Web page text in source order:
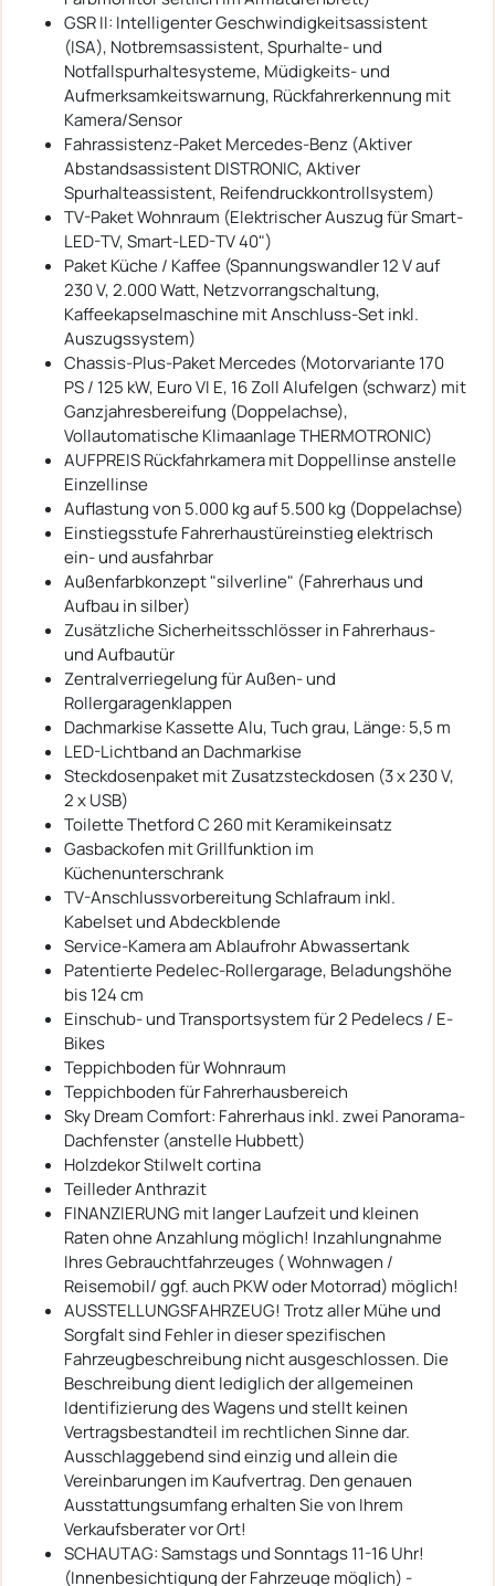
GSR II: Intelligenter Geschwindigkeitsassistent
(ISA), Notbremsassistent, Spurhalte- und
Notfallspurhaltesysteme, Müdigkeits- und
Aufmerksamkeitswarnung, Rückfahrerkennung mit
Kamera/Sensor
Fahrassistenz-Paket Mercedes-Benz (Aktiver
Abstandsassistent DISTRONIC, Aktiver
Spurhalteassistent, Reifendruckkontrollsystem)
TV-Paket Wohnraum (Elektrischer Auszug für Smart-
LED-TV, Smart-LED-TV 40")
Paket Küche / Kaffee (Spannungswandler 12 V auf
230 V, 2.000 Watt, Netzvorrangschaltung,
Kaffeekapselmaschine mit Anschluss-Set inkl.
Auszugssystem)
Chassis-Plus-Paket Mercedes (Motorvariante 170
PS / 125 kW, Euro VI E, 16 Zoll Alufelgen (schwarz) mit
Ganzjahresbereifung (Doppelachse),
Vollautomatische Klimaanlage THERMOTRONIC)
AUFPREIS Rückfahrkamera mit Doppellinse anstelle
Einzellinse
Auflastung von 5.000 kg auf 5.500 kg (Doppelachse)
Einstiegsstufe Fahrerhaustüreinstieg elektrisch
ein- und ausfahrbar
Außenfarbkonzept "silverline" (Fahrerhaus und
Aufbau in silber)
Zusätzliche Sicherheitsschlösser in Fahrerhaus-
und Aufbautür
Zentralverriegelung für Außen- und
Rollergaragenklappen
Dachmarkise Kassette Alu, Tuch grau, Länge: 5,5 m
LED-Lichtband an Dachmarkise
Steckdosenpaket mit Zusatzsteckdosen (3 x 230 V,
2 x USB)
Toilette Thetford C 260 mit Keramikeinsatz
Gasbackofen mit Grillfunktion im
Küchenunterschrank
TV-Anschlussvorbereitung Schlafraum inkl.
Kabelset und Abdeckblende
Service-Kamera am Ablaufrohr Abwassertank
Patentierte Pedelec-Rollergarage, Beladungshöhe
bis 124 cm
Einschub- und Transportsystem für 2 Pedelecs / E-
Bikes
Teppichboden für Wohnraum
Teppichboden für Fahrerhausbereich
Sky Dream Comfort: Fahrerhaus inkl. zwei Panorama-
Dachfenster (anstelle Hubbett)
Holzdekor Stilwelt cortina
Teilleder Anthrazit
FINANZIERUNG mit langer Laufzeit und kleinen
Raten ohne Anzahlung möglich! Inzahlungnahme
Ihres Gebrauchtfahrzeuges ( Wohnwagen /
Reisemobil/ ggf. auch PKW oder Motorrad) möglich!
AUSSTELLUNGSFAHRZEUG! Trotz aller Mühe und
Sorgfalt sind Fehler in dieser spezifischen
Fahrzeugbeschreibung nicht ausgeschlossen. Die
Beschreibung dient lediglich der allgemeinen
Identifizierung des Wagens und stellt keinen
Vertragsbestandteil im rechtlichen Sinne dar.
Ausschlaggebend sind einzig und allein die
Vereinbarungen im Kaufvertrag. Den genauen
Ausstattungsumfang erhalten Sie von Ihrem
Verkaufsberater vor Ort!
SCHAUTAG: Samstags und Sonntags 11-16 Uhr!
(Innenbesichtigung der Fahrzeuge möglich) -